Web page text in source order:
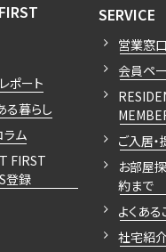
ポート
る暮らし
ラム
FIRST
登録
SERVICE
営業窓口
会員ペ
ご入居
お部屋
約まで
よくあ
社宅紹